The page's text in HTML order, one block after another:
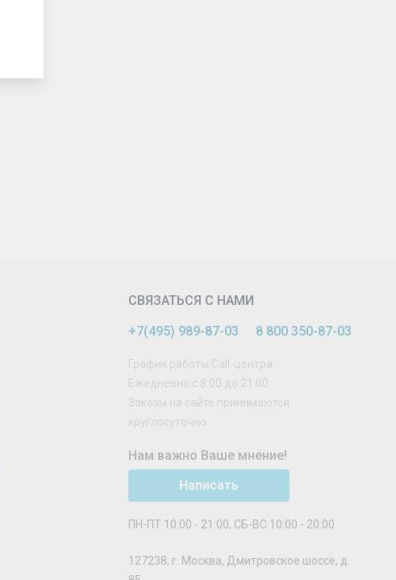
СВЯЗАТЬСЯ С НАМИ
+7(495) 989-87-03
8 800 350-87-03
График работы Call-центра:
Ежедневно с 8:00 до 21:00
Заказы на сайте принимаются
круглосуточно
Нам важно Ваше мнение!
Написать
ПН-ПТ 10:00 - 21:00, СБ-ВС 10:00 - 20:00
127238, г. Москва, Дмитровское шоссе, д.